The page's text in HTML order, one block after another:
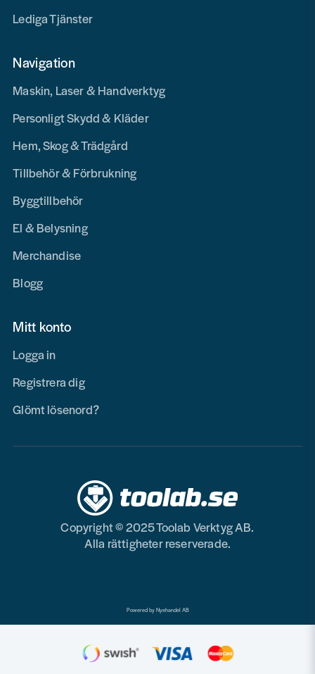
Lediga Tjänster
Navigation
Maskin, Laser & Handverktyg
Personligt Skydd & Kläder
Hem, Skog & Trädgård
Tillbehör & Förbrukning
Byggtillbehör
El & Belysning
Merchandise
Blogg
Mitt konto
Logga in
Registrera dig
Glömt lösenord?
Copyright © 2025 Toolab Verktyg AB.
Alla rättigheter reserverade.
Powered by Nyehandel AB